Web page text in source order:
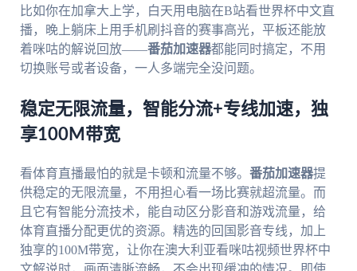
比如你在加拿大上学，白天用电脑在B站看世界杯中文直
播，晚上躺床上用手机刷抖音的赛事高光，平板还能放
着咪咕的解说回放——番茄加速器都能同时搞定，不用
切换账号或者设备，一人多端完全没问题。
稳定无限流量，智能分流+专线加速，独
享100M带宽
看体育直播最怕的就是卡顿和流量不够。 番茄加速器提
供稳定的无限流量，不用担心看一场比赛就超流量。而
且它有智能分流技术，能自动区分影音和游戏流量，给
体育直播分配更优的资源。精选的回国影音专线，加上
独享的100M带宽，让你在澳大利亚看咪咕视频世界杯中